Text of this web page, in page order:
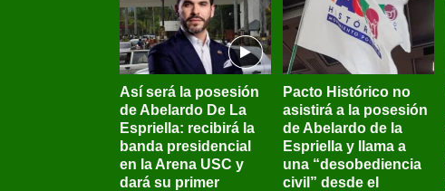
Así será la posesión
de Abelardo De La
Espriella: recibirá la
banda presidencial
en la Arena USC y
dará su primer
Pacto Histórico no
asistirá a la posesión
de Abelardo de la
Espriella y llama a
una “desobediencia
civil” desde el